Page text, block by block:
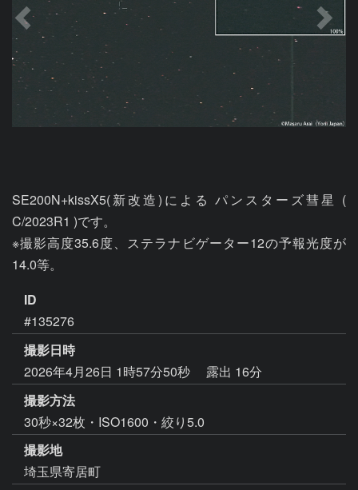
SE200N+kissX5(新改造)による パンスターズ彗星 (
C/2023R1 )です。
※撮影高度35.6度、ステラナビゲーター12の予報光度が
14.0等。
ID
#135276
撮影日時
2026年4月26日 1時57分50秒
露出 16分
撮影方法
30秒×32枚・ISO1600・絞り5.0
撮影地
埼玉県寄居町